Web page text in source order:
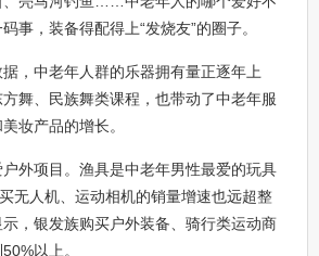
事，装备得配得上“发烧友”的圈子。
，中老年人群的乐器拥有量正逐年上
舞、民族舞类课程，也带动了中老年服
妆产品的增长。
外项目。渔具是中老年男性最爱的玩具
无人机、运动相机的销量增速也远超整
，银发族购买户外装备、骑行类运动商
以上。